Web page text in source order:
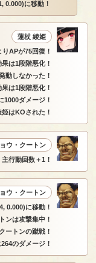
0.000)に移動！
蓮杖 綾姫
APが75回復！
は1段階悪化！
動しなかった！
は1段階悪化！
1000ダメージ！
姫はKOされた！
ウ・クートン
主行動回数＋1！
ウ・クートン
0.000)に移動！
ンは攻撃集中！
ートンの蹴戦！
のダメージ！